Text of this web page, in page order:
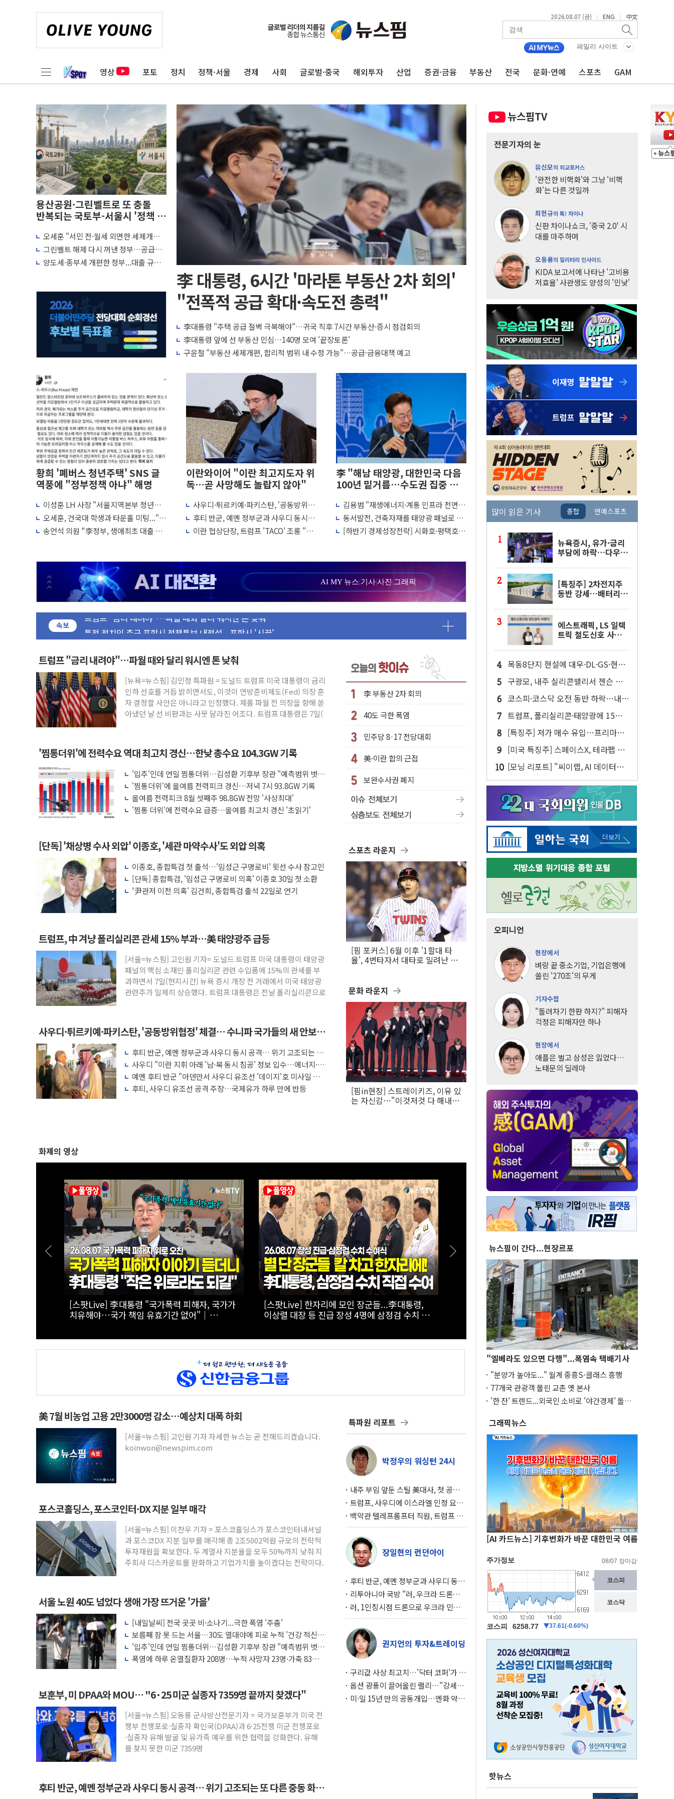
2026.08.07 (금) | ENG | 中文
패밀리 사이트
영상 포토 정치 정책·서울 경제 사회 글로벌·중국 해외투자 산업 증권·금융 부동산 전국 문화·연예 스포츠 GAM
용산공원·그린벨트로 또 충돌
반복되는 국토부-서울시 '정책 엇
오세훈 "서민 전·월세 외면한 세제개
편"…용산공원 훼손 안 돼
그린벨트 해제 다시 꺼낸 정부…공급난
해소 '단기 효과' 불투명
양도세·종부세 개편한 정부...대출 규제
李 대통령, 6시간 '마라톤 부동산 2차 회의'
"전폭적 공급 확대·속도전 총력"
李대통령 "주택 공급 절벽 극복해야"…귀국 직후 7시간 부동산·증시 점검회의
李대통령 앞에 선 부동산 민심…140명 모여 '끝장토론'
구윤철 "부동산 세제개편, 합리적 범위 내 수정 가능"…공급·금융대책 예고
황희 '폐버스 청년주택' SNS 글
역풍에 "정부정책 아냐" 해명
이성훈 LH 사장 "서울지역본부 청년주
택으로"…직원 사기 회복도 숙제
오세훈, 건국대 학생과 타운홀 미팅..."청
년 주택 7.4만가구 공급 실현"
송언석 의원 "李정부, 생애최초 대출 6억
이란와이어 "이란 최고지도자 위
독…곧 사망해도 놀랍지 않아"
사우디·튀르키예·파키스탄, '공동방위
협정' 체결… 수니파 국가들의 새 안보
협력 구도
후티 반군, 예멘 정부군과 사우디 동시 공
격… 위기 고조되는 또 다른 중동 화약고
이란 협상단장, 트럼프 'TACO' 조롱 "쇼
李 "해남 태양광, 대한민국 다음
100년 밑거름…수도권 집중 완
김용범 "재생에너지·계통 인프라 전면
개편…8월 '국가 에너지 비전' 발표"
동서발전, 건축자재를 태양광 패널로 활
용한다…차세대 에너지 기술 실증 착수
[하반기 경제성장전략] 시화호·평택호
AI MY 뉴스|기사|사진 |그래픽
속보
[AI MY 뉴스] 뉴욕 반도체주 프리뷰...美 고용 쇼크에 반도체주 '활짝'
뉴욕증시 프리뷰, 美 고용 쇼크에 금리 인상 우려 후퇴…나스닥 선물 1%대 상승
[종합] 美 7월 고용 2만3000명 감소 '쇼크'…9월 금리 인상 기대 후퇴
뉴욕증시 개장 전 특징주...아틀라시안·클라우드플레어·태양광주↑ VS 트레이드데스크·웬디스↓
보훈부, 미 DPAA와 MOU… "6·25 미군 실종자 7359명 끝까지 찾겠다"
트럼프 "금리 내려야"…파월 때와 달리 워시엔 톤 낮춰
특정 정치인 측근 포항시 정책특보 내정설...포항시 '시끌'
李 "해남 태양광, 대한민국 다음 100년 밑거름…수도권 집중 완화 전환점"
李 대통령, '6시간 마라톤 부동산 2차 회의' 주재… "전폭적 공급 확대·속도전 총력"
트럼프, 中 겨냥 폴리실리콘 관세 15% 부과…美 태양광주 급등
[사진] 빈살만과 에르도안의 만남
이란와이어 "이란 최고지도자 위독…곧 사망해도 놀랍지 않아"
남동발전, 해남군에 국내 최대 규모 400MW 태양광 착공…여의도 1.6배 규모
[인도증시] 중동 불안 속 유가 상승에 소폭 하락...금융주 낙폭 커
황희 '폐버스 청년주택' SNS 글 역풍에 "정부정책 아냐" 해명
폭염 누그러지고 가뭄 숙지나...경북동해안권 8~9일 최대 100mm 호우
사우디·튀르키예·파키스탄, '공동방위협정' 체결… 수니파 국가들의 새 안보 협력 구도
신길동 신축도 3.3㎡당 7250만원…써밋 클라비온 59㎡ 18억원대
용산공원·그린벨트로 또 충돌…반복되는 국토부-서울시 '정책 엇박자'
트럼프 "금리 내려야"…파월 때와 달리 워시엔 톤 낮춰
[뉴욕=뉴스핌] 김민정 특파원 = 도널드 트럼프 미국 대통령이 금리
인하 선호를 거듭 밝히면서도, 이것이 연방준비제도(Fed) 의장 혼
자 결정할 사안은 아니라고 인정했다. 제롬 파월 전 의장을 향해 쏟
아냈던 날 선 비판과는 사뭇 달라진 어조다. 트럼프 대통령은 7일(
'찜통더위'에 전력수요 역대 최고치 경신…한낮 총수요 104.3GW 기록
'입추'인데 연일 찜통더위…김성환 기후부 장관 "예측범위 벗어
나도 즉시대응"
'찜통더위'에 올여름 전력피크 경신…저녁 7시 93.8GW 기록
올여름 전력피크 8월 셋째주 98.8GW 전망 '사상최대'
'찜통 더위'에 전력수요 급증…올여름 최고치 경신 '초읽기'
[단독] '채상병 수사 외압' 이종호, '세관 마약수사'도 외압 의혹
이종호, 종합특검 첫 출석…'임성근 구명로비' 윗선 수사 참고인
[단독] 종합특검, '임성근 구명로비 의혹' 이종호 30일 첫 소환
'尹관저 이전 의혹' 김건희, 종합특검 출석 22일로 연기
트럼프, 中 겨냥 폴리실리콘 관세 15% 부과…美 태양광주 급등
[서울=뉴스핌] 고인원 기자= 도널드 트럼프 미국 대통령이 태양광
패널의 핵심 소재인 폴리실리콘 관련 수입품에 15%의 관세를 부
과하면서 7일(현지시간) 뉴욕 증시 개장 전 거래에서 미국 태양광
관련주가 일제히 상승했다. 트럼프 대통령은 전날 폴리실리콘으로
사우디·튀르키예·파키스탄, '공동방위협정' 체결… 수니파 국가들의 새 안보
협력 구도
후티 반군, 예멘 정부군과 사우디 동시 공격… 위기 고조되는 또
다른 중동 화약고
사우디 "이란 지휘 아래 '남·북 동시 침공' 정보 입수…에너지·
항만 표적"
예멘 후티 반군 "아덴만서 사우디 유조선 '데이지'호 미사일 공
격"
후티, 사우디 유조선 공격 주장…국제유가 하루 만에 반등
李 부동산 2차 회의
40도 극한 폭염
민주당 8·17 전당대회
美·이란 합의 근접
보완수사권 폐지
스포츠 라운지
[핌 포커스] 6월 이후 '1할대 타
율', 4번타자서 대타로 밀려난 LG
문화 라운지
[핌in현장] 스트레이키즈, 이유 있
는 자신감…"이것저것 다 해내는
화제의 영상
[실전! 해외주식] 극한의 우주 환경을 돌파하는
AADX의 경쟁력
[실전! 해외주식] 광둥성 반도체 생태계 리더 '캔
세미', 창업판 상장 도전
[스팟Live] *풀영상* "부동산 지옥 고집한다
면!"...李대통령 향한 장동혁의 서슬퍼런 일갈 |
26.08.07 국민의힘 부동산정책 정상화 특별위
원회 전체회의
美 7월 비농업 고용 2만3000명 감소…예상치 대폭 하회
[서울=뉴스핌] 고인원 기자 자세한 뉴스는 곧 전해드리겠습니다.
koinwon@newspim.com
포스코홀딩스, 포스코인터·DX 지분 일부 매각
[서울=뉴스핌] 이찬우 기자 = 포스코홀딩스가 포스코인터내셔널
과 포스코DX 지분 일부를 매각해 총 2조5002억원 규모의 전략적
투자재원을 확보한다. 두 계열사 지분율을 모두 50%까지 낮춰 지
주회사 디스카운트를 완화하고 기업가치를 높이겠다는 전략이다.
서울 노원 40도 넘었다 생애 가장 뜨거운 '가을'
[내일날씨] 전국 곳곳 비·소나기...극한 폭염 '주춤'
보름째 잠 못 드는 서울…30도 열대야에 피로 누적 '건강 적신
호'
'입추'인데 연일 찜통더위…김성환 기후부 장관 "예측범위 벗어
나도 즉시대응"
폭염에 하루 온열질환자 208명…누적 사망자 23명·가축 83만
보훈부, 미 DPAA와 MOU… "6·25 미군 실종자 7359명 끝까지 찾겠다"
[서울=뉴스핌] 오동룡 군사방산전문기자 = 국가보훈부가 미국 전
쟁부 전쟁포로·실종자 확인국(DPAA)과 6·25전쟁 미군 전쟁포로
·실종자 유해 발굴 및 유가족 예우를 위한 협력을 강화한다. 유해
를 찾지 못한 미군 7359명
후티 반군, 예멘 정부군과 사우디 동시 공격… 위기 고조되는 또 다른 중동 화약
특파원 리포트
박정우의 워싱턴 24시
내주 부임 앞둔 스틸 美대사, 첫 공개
행사서 "한미동맹 강화 최우선 과제"
트럼프, 사우디에 이스라엘 인정 요
구…원자력 협정 서명 하루 만에 좌초
위기
백악관 텔레프롬프터 직원, 트럼프 연
설 미리 보고 베팅 시장서 10만달러 챙
겨
장일현의 런던아이
후티 반군, 예멘 정부군과 사우디 동시
공격… 위기 고조되는 또 다른 중동 화
약고
리투아니아 국방 "러, 우크라 드론으
로 나토 회원국 공격 검토… 거짓 깃발
작전"
러, 1인칭시점 드론으로 우크라 민간
인 '사파리' 공격… 시민들 공포감 극
대화 전략
권지언의 투자&트레이딩
구리값 사상 최고치…'닥터 코퍼'가 말
하는 경기 신호가 달라졌다
옵션 광풍이 끌어올린 랠리…"강세장
이면에 과열 경고등"
미·일 15년 만의 공동개입…엔화 약세
뉴스핌TV
전문기자의 눈
유신모의 외교포커스
'완전한 비핵화'와 그냥 '비핵
화'는 다른 것일까
최헌규의 톡! 차이나
신판 차이나쇼크, '중국 2.0' 시
대를 마주하며
오동룡의 밀리터리 인사이드
KIDA 보고서에 나타난 '고비용
저효율' 사관생도 양성의 '민낯'
많이 읽은 기사 종합 연예스포츠
뉴욕증시, 유가·금리
부담에 하락…다우 5
[특징주] 2차전지주
동반 강세…배터리3
에스트래픽, LS 일렉
트릭 철도신호 사업
목동8단지 현설에 대우·DL·GS·현산
참여…'공사비 인상 불가' 조건
구광모, 내주 실리콘밸리서 젠슨 황
재회…로봇·AI 데이터센터·모빌리티
구체화
코스피·코스닥 오전 동반 하락…내
린 종목이 두 배 넘어
트럼프, 폴리실리콘·태양광에 15%
관세…한국 등엔 '합산 상한' 적용
[특징주] 저가 매수 유입…프리마켓
대형주 소폭 반등
[미국 특징주] 스페이스X, 테라팹 부
지에 천연가스 발전소 건설 예정
[모닝 리포트] "씨이랩, AI 데이터센
터 구축 수혜 본격화…성장 시동"
오피니언
현장에서
벼랑 끝 중소기업, 기업은행에
쏠린 '270조'의 무게
기자수첩
"돌려차기 한판 하지?" 피해자
걱정은 피해자만 하나
현장에서
애플은 벌고 삼성은 잃었다…
노태문의 딜레마
뉴스핌이 간다...현장르포
"엘베라도 있으면 다행"...폭염속 택배기사
"분양가 높아도..." 월계 중흥S-클래스 흥행
77개국 관광객 몰린 교촌 옛 본사
'한 잔' 트렌드...외국인 소비로 '야간경제' 돌파
그래픽뉴스
[AI 카드뉴스] 기후변화가 바꾼 대한민국 여름
핫뉴스